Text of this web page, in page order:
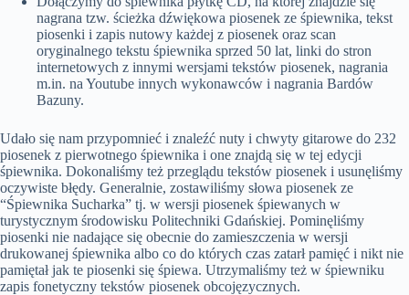
nagrana tzw. ścieżka dźwiękowa piosenek ze śpiewnika, tekst
piosenki i zapis nutowy każdej z piosenek oraz scan
oryginalnego tekstu śpiewnika sprzed 50 lat, linki do stron
internetowych z innymi wersjami tekstów piosenek, nagrania
m.in. na Youtube innych wykonawców i nagrania Bardów
Bazuny.
Udało się nam przypomnieć i znaleźć nuty i chwyty gitarowe do 232
piosenek z pierwotnego śpiewnika i one znajdą się w tej edycji
śpiewnika. Dokonaliśmy też przeglądu tekstów piosenek i usunęliśmy
oczywiste błędy. Generalnie, zostawiliśmy słowa piosenek ze
“Śpiewnika Sucharka” tj. w wersji piosenek śpiewanych w
turystycznym środowisku Politechniki Gdańskiej. Pominęliśmy
piosenki nie nadające się obecnie do zamieszczenia w wersji
drukowanej śpiewnika albo co do których czas zatarł pamięć i nikt nie
pamiętał jak te piosenki się śpiewa. Utrzymaliśmy też w śpiewniku
zapis fonetyczny tekstów piosenek obcojęzycznych.